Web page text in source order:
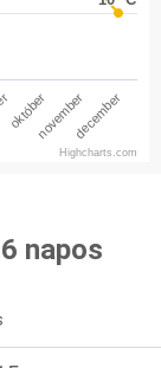
októbernovemberdecember
Highcharts.com
napos